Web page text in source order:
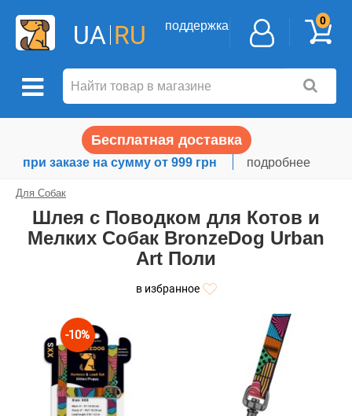
UA RU поддержка 0
Бесплатная доставка
при заказе на сумму от 999 грн подробнее
Для Собак
Шлея с Поводком для Котов и
Мелких Собак BronzeDog Urban
Art Поли
в избранное
-10%